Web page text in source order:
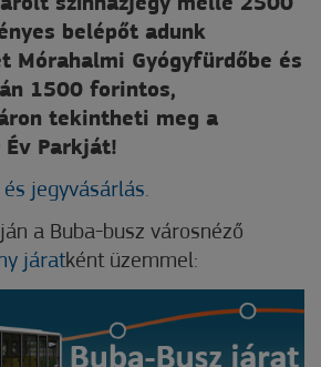
színházjegy mellé 2500
belépőt adunk
Mórahalmi Gyógyfürdőbe és
1500 forintos,
tekintheti meg a
Év Parkját!
jegyvásárlás.
a Buba-busz városnéző
járatként üzemmel: